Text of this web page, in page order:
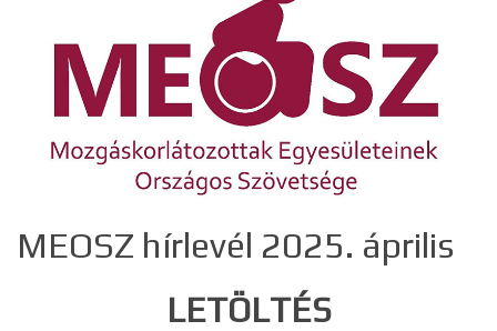
MEOSZ hírlevél 2025. április
LETÖLTÉS